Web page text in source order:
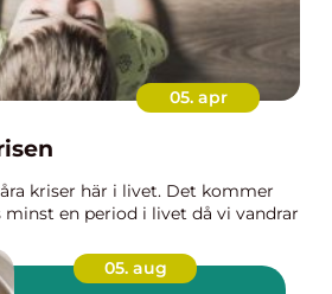
05. apr
kriser här i livet. Det kommer
en period i livet då vi vandrar
05. aug